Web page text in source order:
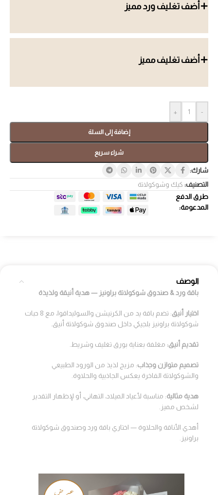
أضف تغليف ورد مميز
أضف تغليف مميز
-
+
إضافة إلى السلة
شراء سريع
شارك:
التصنيف: كيك وشوكولاتة
طرق الدفع
المدعومة:
الوصف
باقة ورد & صندوق شوكولاتة براونيز — هدية أنيقة ولذيذة
اختيار أنيق
: تضم باقة يد من الكرنيشن والسوليداقوا، مع 8 حبات
شوكولاتة براونيز بلجيكي داخل صندوق شوكولاتة أنيق.
تقديم أنيق: مغلفة بعناية بورق تغليف وشريط.
تصميم متوازن وجذاب: مزيج لذيذ من الورود الطبيعي
والشوكولاتة الفاخرة يعكس الجاذبية والحلاوة.
هدية مثالية: مناسبة لأعياد الميلاد، التهاني، أو لإظهار التقدير
لشخص مميز.
أهدي الأناقة والحلاوة — اختاري باقة ورد وصندوق شوكولاتة
براونيز.